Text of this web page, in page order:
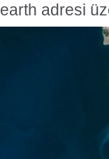
earth adresi